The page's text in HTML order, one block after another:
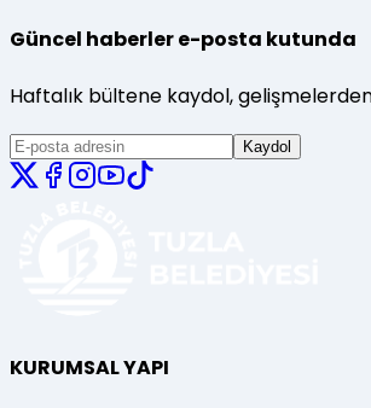
Güncel haberler e-posta kutunda
Haftalık bültene kaydol,
Kaydol
KURUMSAL YAPI